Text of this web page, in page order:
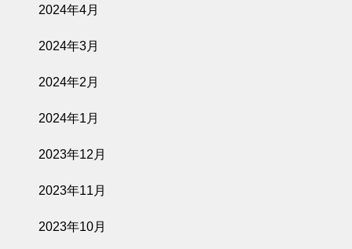
2024年4月
2024年3月
2024年2月
2024年1月
2023年12月
2023年11月
2023年10月